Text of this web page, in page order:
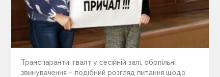
Транспаранти, гвалт у сесійній залі, обопільні
звинувачення – подібний розгляд питання щодо